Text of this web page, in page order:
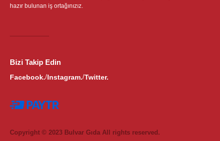
hazır bulunan iş ortağınızız.
Bizi Takip Edin
Facebook./Instagram./Twitter.
Copyright © 2023 Bulvar Gıda All rights reserved.